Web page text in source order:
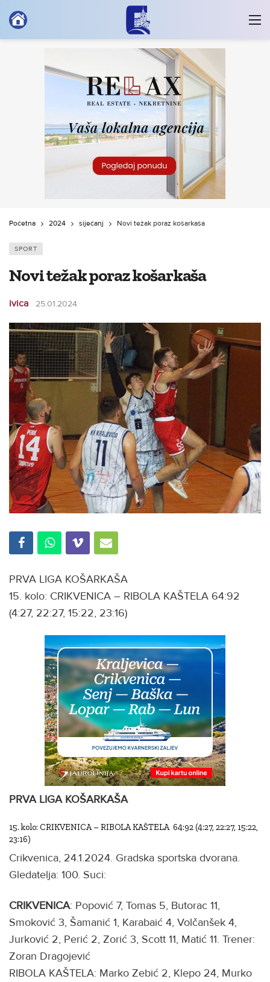
Početna 2024 siječanj Novi težak poraz košarkaša
SPORT
Novi težak poraz košarkaša
ivica 25.01.2024
PRVA LIGA KOŠARKAŠA
15. kolo: CRIKVENICA – RIBOLA KAŠTELA 64:92
(4:27, 22:27, 15:22, 23:16)
PRVA LIGA KOŠARKAŠA
15. kolo: CRIKVENICA – RIBOLA KAŠTELA 64:92 (4:27, 22:27, 15:22,
23:16)
Crikvenica, 24.1.2024. Gradska sportska dvorana.
Gledatelja: 100. Suci:
CRIKVENICA: Popović 7, Tomas 5, Butorac 11,
Smoković 3, Šamanić 1, Karabaić 4, Volčanšek 4,
Jurković 2, Perić 2, Zorić 3, Scott 11, Matić 11. Trener:
Zoran Dragojević
RIBOLA KAŠTELA: Marko Zebić 2, Klepo 24, Murko